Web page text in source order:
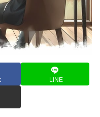
LINE